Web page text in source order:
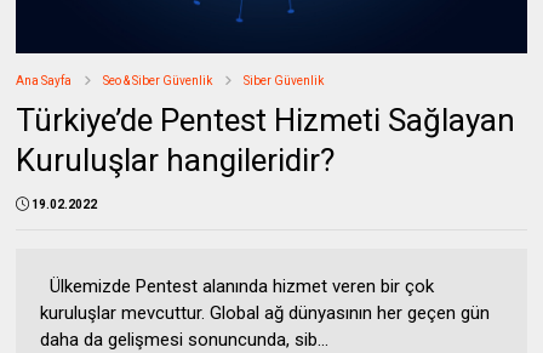
Ana Sayfa Seo & Siber Güvenlik Siber Güvenlik
Türkiye’de Pentest Hizmeti Sağlayan
Kuruluşlar hangileridir?
19.02.2022
Ülkemizde Pentest alanında hizmet veren bir çok
kuruluşlar mevcuttur. Global ağ dünyasının her geçen gün
daha da gelişmesi sonuncunda, sib...